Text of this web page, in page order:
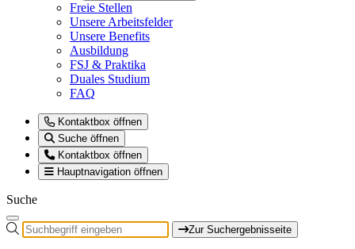
Freie Stellen
Unsere Arbeitsfelder
Unsere Benefits
Ausbildung
FSJ & Praktika
Duales Studium
FAQ
Kontaktbox öffnen
Suche öffnen
Kontaktbox öffnen
Hauptnavigation öffnen
Suche
Zur Suchergebnisseite